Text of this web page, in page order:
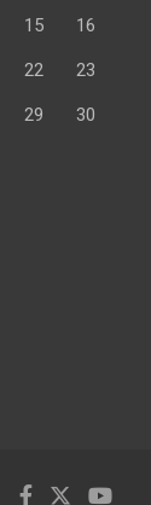
15 16
22 23
29 30